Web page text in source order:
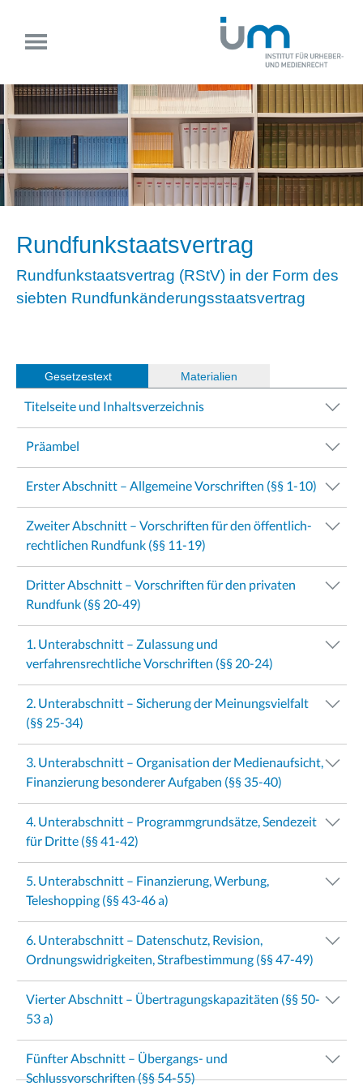
Rundfunkstaatsvertrag
Rundfunkstaatsvertrag (RStV) in der Form des
siebten Rundfunkänderungsstaatsvertrag
Gesetzestext Materialien
Titelseite und Inhaltsverzeichnis
Präambel
Erster Abschnitt – Allgemeine Vorschriften (§§ 1-10)
Zweiter Abschnitt – Vorschriften für den öffentlich-
rechtlichen Rundfunk (§§ 11-19)
Dritter Abschnitt – Vorschriften für den privaten
Rundfunk (§§ 20-49)
1. Unterabschnitt – Zulassung und
verfahrensrechtliche Vorschriften (§§ 20-24)
2. Unterabschnitt – Sicherung der Meinungsvielfalt
(§§ 25-34)
3. Unterabschnitt – Organisation der Medienaufsicht,
Finanzierung besonderer Aufgaben (§§ 35-40)
4. Unterabschnitt – Programmgrundsätze, Sendezeit
für Dritte (§§ 41-42)
5. Unterabschnitt – Finanzierung, Werbung,
Teleshopping (§§ 43-46 a)
6. Unterabschnitt – Datenschutz, Revision,
Ordnungswidrigkeiten, Strafbestimmung (§§ 47-49)
Vierter Abschnitt – Übertragungskapazitäten (§§ 50-
53 a)
Fünfter Abschnitt – Übergangs- und
Schlussvorschriften (§§ 54-55)